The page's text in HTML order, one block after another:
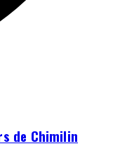
de Chimilin